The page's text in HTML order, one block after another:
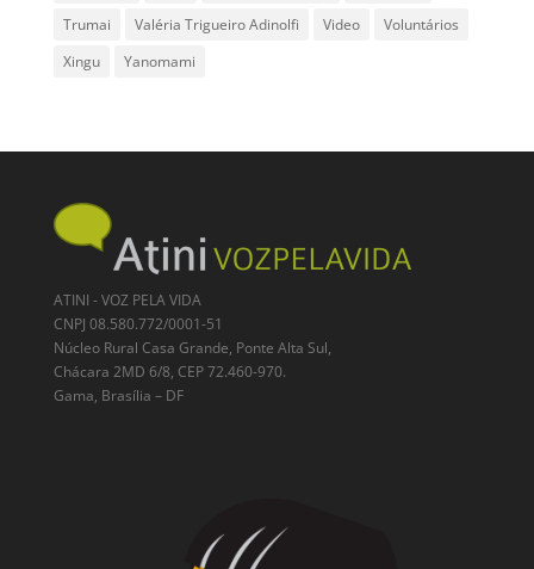
Trumai
Valéria Trigueiro Adinolfi Video
Voluntários
Xingu
Yanomami
ATINI - VOZ PELA VIDA
CNPJ 08.580.772/0001-51
Núcleo Rural Casa Grande, Ponte Alta Sul,
Chácara 2MD 6/8, CEP 72.460-970.
Gama, Brasília – DF